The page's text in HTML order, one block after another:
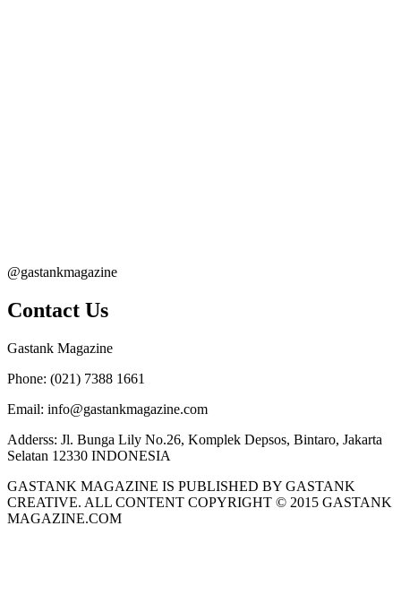
@gastankmagazine
Contact Us
Gastank Magazine
Phone: (021) 7388 1661
Email: info@gastankmagazine.com
Adderss: Jl. Bunga Lily No.26, Komplek Depsos, Bintaro, Jakarta
Selatan 12330 INDONESIA
GASTANK MAGAZINE IS PUBLISHED BY GASTANK
CREATIVE. ALL CONTENT COPYRIGHT © 2015 GASTANK
MAGAZINE.COM